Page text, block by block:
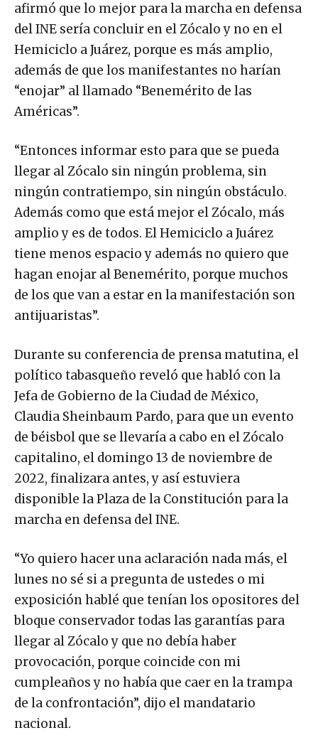
afirmó que lo mejor para la marcha en defensa
del INE sería concluir en el Zócalo y no en el
Hemiciclo a Juárez, porque es más amplio,
además de que los manifestantes no harían
“enojar” al llamado “Benemérito de las
Américas”.
“Entonces informar esto para que se pueda
llegar al Zócalo sin ningún problema, sin
ningún contratiempo, sin ningún obstáculo.
Además como que está mejor el Zócalo, más
amplio y es de todos. El Hemiciclo a Juárez
tiene menos espacio y además no quiero que
hagan enojar al Benemérito, porque muchos
de los que van a estar en la manifestación son
antijuaristas”.
Durante su conferencia de prensa matutina, el
político tabasqueño reveló que habló con la
Jefa de Gobierno de la Ciudad de México,
Claudia Sheinbaum Pardo, para que un evento
de béisbol que se llevaría a cabo en el Zócalo
capitalino, el domingo 13 de noviembre de
2022, finalizara antes, y así estuviera
disponible la Plaza de la Constitución para la
marcha en defensa del INE.
“Yo quiero hacer una aclaración nada más, el
lunes no sé si a pregunta de ustedes o mi
exposición hablé que tenían los opositores del
bloque conservador todas las garantías para
llegar al Zócalo y que no debía haber
provocación, porque coincide con mi
cumpleaños y no había que caer en la trampa
de la confrontación”, dijo el mandatario
nacional.